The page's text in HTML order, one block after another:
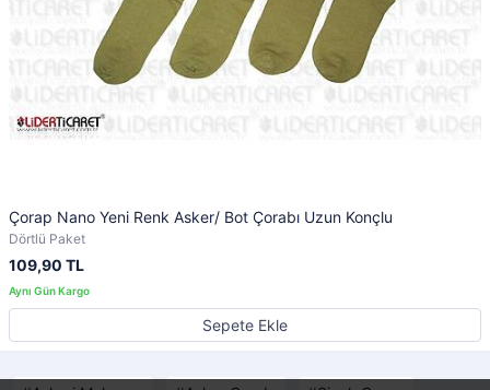
Çorap Nano Yeni Renk Asker/ Bot Çorabı Uzun Konçlu
Dörtlü Paket
109,90 TL
Sepete Ekle